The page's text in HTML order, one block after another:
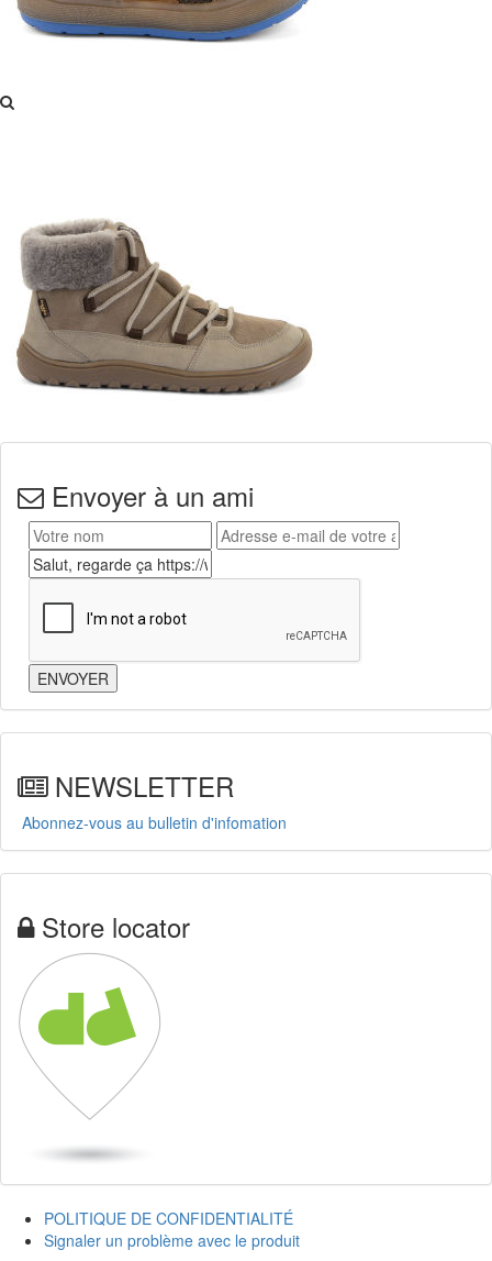
Envoyer à un ami
NEWSLETTER
Abonnez-vous au bulletin d'infomation
Store locator
POLITIQUE DE CONFIDENTIALITÉ
Signaler un problème avec le produit